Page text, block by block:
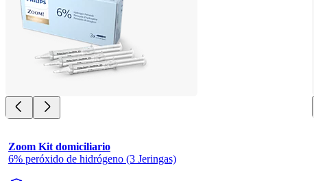
Zoom Kit domiciliario
6% peróxido de hidrógeno (3 Jeringas)